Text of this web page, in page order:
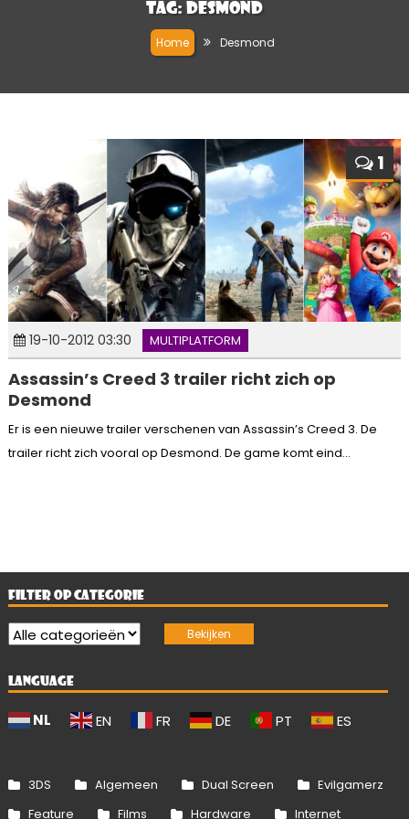
Tag: Desmond
Home Desmond
1
19-10-2012 03:30 MULTIPLATFORM
Assassin’s Creed 3 trailer richt zich op
Desmond
Er is een nieuwe trailer verschenen van Assassin’s Creed 3. De
trailer richt zich vooral op Desmond. De game komt eind...
FILTER OP CATEGORIE
LANGUAGE
NL EN FR DE PT ES
3DS Algemeen Dual Screen
Evilgamerz
Feature
Films Hardware Internet